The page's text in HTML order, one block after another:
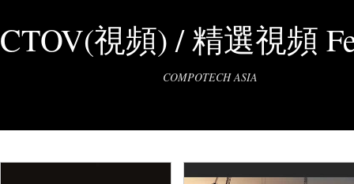
CTOV(視頻) / 精選視頻
COMPOTECH ASIA